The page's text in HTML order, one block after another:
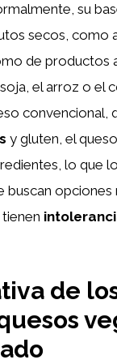
su
secos, como
de productos
el arroz o el
convencional,
y gluten, el
lo que
buscan opciones
de